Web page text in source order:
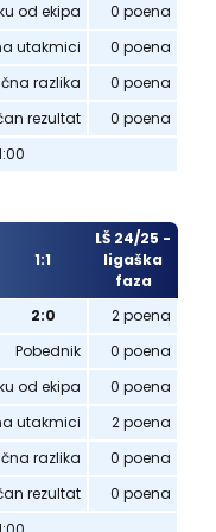
od ekipa
0 poena
utakmici
0 poena
razlika
0 poena
rezultat
0 poena
1:1
LŠ 24/25 -
ligaška
faza
2:0
2 poena
Pobednik
0 poena
od ekipa
0 poena
utakmici
2 poena
razlika
0 poena
rezultat
0 poena